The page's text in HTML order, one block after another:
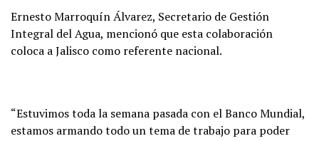
Ernesto Marroquín Álvarez, Secretario de Gestión
Integral del Agua, mencionó que esta colaboración
coloca a Jalisco como referente nacional.
“Estuvimos toda la semana pasada con el Banco Mundial,
estamos armando todo un tema de trabajo para poder